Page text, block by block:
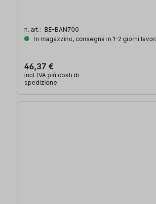
n. art.: BE-BAN700
In magazzino, consegna in 1-2 giorni
46,37 €
incl. IVA più costi di
spedizione